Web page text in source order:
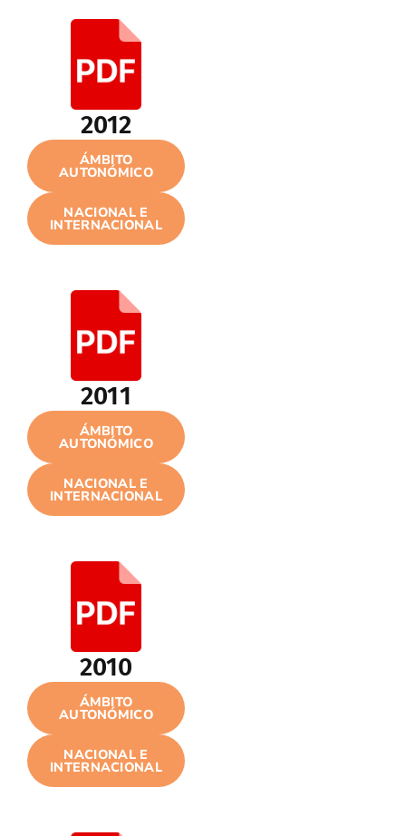
2012
ÁMBITO
AUTONÓMICO
NACIONAL E
INTERNACIONAL
2011
ÁMBITO
AUTONÓMICO
NACIONAL E
INTERNACIONAL
2010
ÁMBITO
AUTONÓMICO
NACIONAL E
INTERNACIONAL